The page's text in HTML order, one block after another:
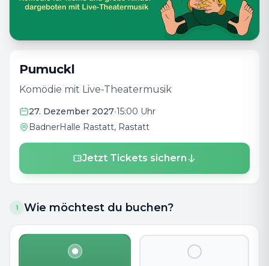
Pumuckl
Komödie mit Live-Theatermusik
27. Dezember 2027•15:00 Uhr
BadnerHalle Rastatt, Rastatt
Jetzt Tickets sichern
1 Wie möchtest du buchen?